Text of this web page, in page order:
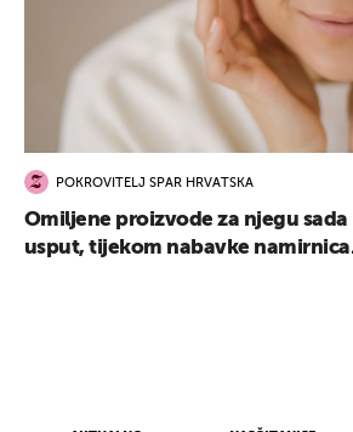
POKROVITELJ SPAR HRVATSKA
Omiljene proizvode za njegu
usput, tijekom nabavke